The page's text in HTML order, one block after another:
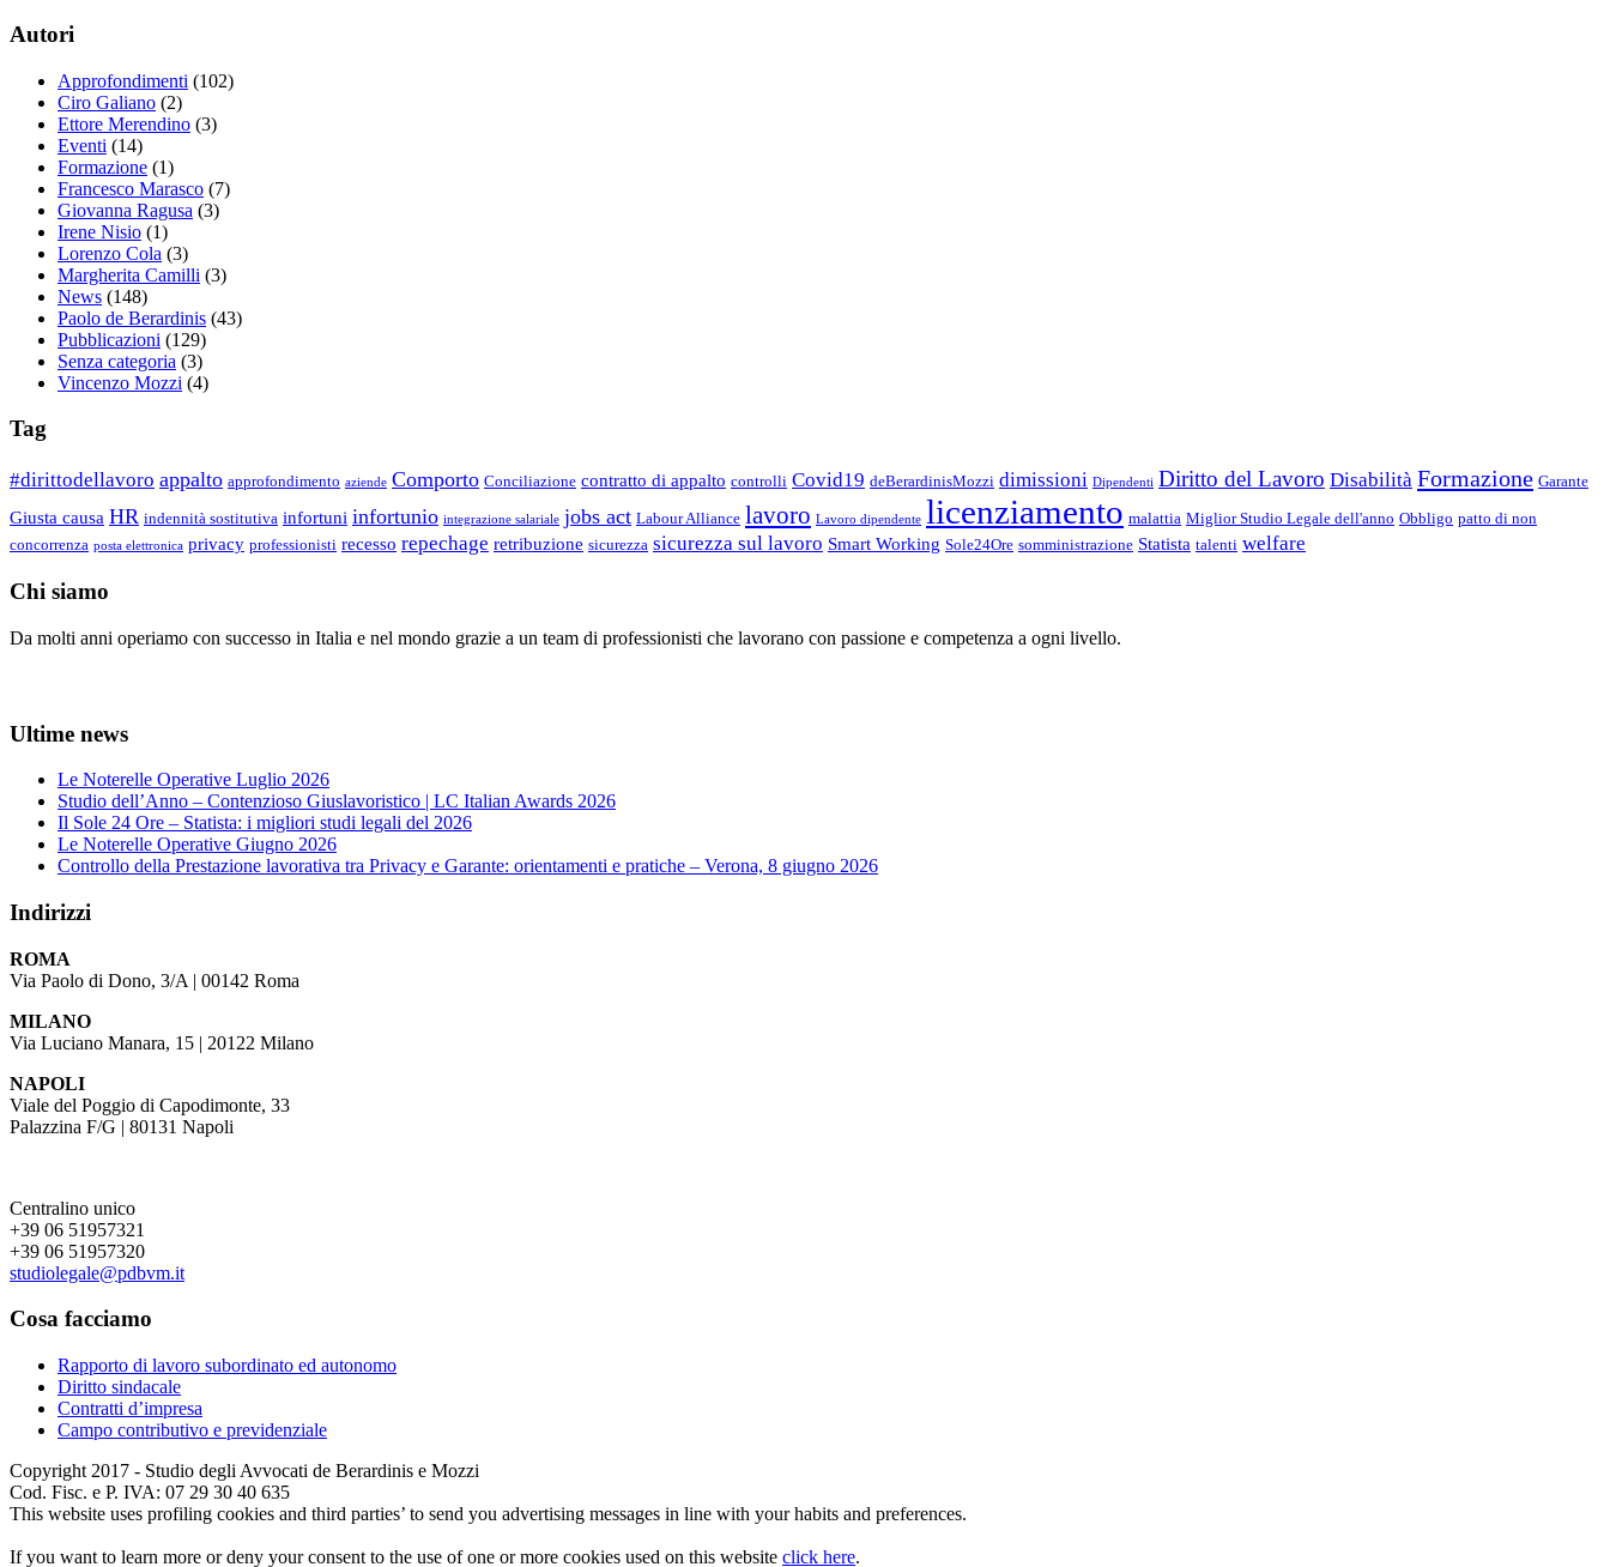
Autori
Approfondimenti (102)
Ciro Galiano (2)
Ettore Merendino (3)
Eventi (14)
Formazione (1)
Francesco Marasco (7)
Giovanna Ragusa (3)
Irene Nisio (1)
Lorenzo Cola (3)
Margherita Camilli (3)
News (148)
Paolo de Berardinis (43)
Pubblicazioni (129)
Senza categoria (3)
Vincenzo Mozzi (4)
Tag
#dirittodellavoro appalto approfondimento aziende Comporto Conciliazione contratto di appalto controlli Covid19 deBerardinisMozzi dimissioni Dipendenti Diritto del Lavoro Disabilità Formazione Garante
Giusta causa HR indennità sostitutiva infortuni infortunio integrazione salariale jobs act Labour Alliance lavoro Lavoro dipendente licenziamento malattia Miglior Studio Legale dell'anno Obbligo patto di non
concorrenza posta elettronica privacy professionisti recesso repechage retribuzione sicurezza sicurezza sul lavoro Smart Working Sole24Ore somministrazione Statista talenti welfare
Chi siamo
Da molti anni operiamo con successo in Italia e nel mondo grazie a un team di professionisti che lavorano con passione e competenza a ogni livello.
Ultime news
Le Noterelle Operative Luglio 2026
Studio dell’Anno – Contenzioso Giuslavoristico | LC Italian Awards 2026
Il Sole 24 Ore – Statista: i migliori studi legali del 2026
Le Noterelle Operative Giugno 2026
Controllo della Prestazione lavorativa tra Privacy e Garante: orientamenti e pratiche – Verona, 8 giugno 2026
Indirizzi
ROMA
Via Paolo di Dono, 3/A | 00142 Roma
MILANO
Via Luciano Manara, 15 | 20122 Milano
NAPOLI
Viale del Poggio di Capodimonte, 33
Palazzina F/G | 80131 Napoli
Centralino unico
+39 06 51957321
+39 06 51957320
studiolegale@pdbvm.it
Cosa facciamo
Rapporto di lavoro subordinato ed autonomo
Diritto sindacale
Contratti d’impresa
Campo contributivo e previdenziale
Copyright 2017 - Studio degli Avvocati de Berardinis e Mozzi
Cod. Fisc. e P. IVA: 07 29 30 40 635
This website uses profiling cookies and third parties’ to send you advertising messages in line with your habits and preferences.
If you want to learn more or deny your consent to the use of one or more cookies used on this website click here.